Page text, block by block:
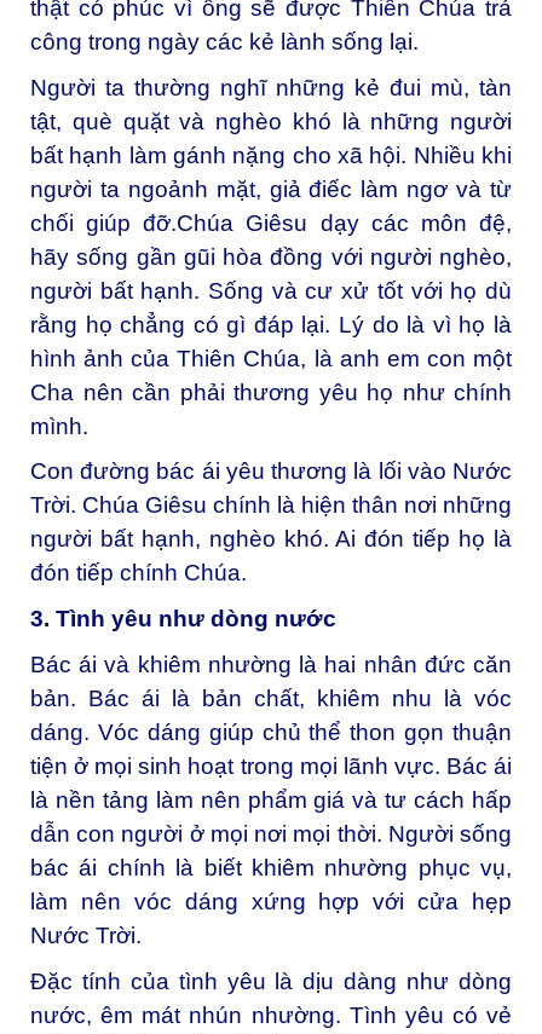
thật có phúc vì ông sẽ được Thiên Chúa trả
công trong ngày các kẻ lành sống lại.
Người ta thường nghĩ những kẻ đui mù, tàn
tật, què quặt và nghèo khó là những người
bất hạnh làm gánh nặng cho xã hội. Nhiều khi
người ta ngoảnh mặt, giả điếc làm ngơ và từ
chối giúp đỡ.Chúa Giêsu dạy các môn đệ,
hãy sống gần gũi hòa đồng với người nghèo,
người bất hạnh. Sống và cư xử tốt với họ dù
rằng họ chẳng có gì đáp lại. Lý do là vì họ là
hình ảnh của Thiên Chúa, là anh em con một
Cha nên cần phải thương yêu họ như chính
mình.
Con đường bác ái yêu thương là lối vào Nước
Trời. Chúa Giêsu chính là hiện thân nơi những
người bất hạnh, nghèo khó. Ai đón tiếp họ là
đón tiếp chính Chúa.
3. Tình yêu như dòng nước
Bác ái và khiêm nhường là hai nhân đức căn
bản. Bác ái là bản chất, khiêm nhu là vóc
dáng. Vóc dáng giúp chủ thể thon gọn thuận
tiện ở mọi sinh hoạt trong mọi lãnh vực. Bác ái
là nền tảng làm nên phẩm giá và tư cách hấp
dẫn con người ở mọi nơi mọi thời. Người sống
bác ái chính là biết khiêm nhường phục vụ,
làm nên vóc dáng xứng hợp với cửa hẹp
Nước Trời.
Đặc tính của tình yêu là dịu dàng như dòng
nước, êm mát nhún nhường. Tình yêu có vẻ